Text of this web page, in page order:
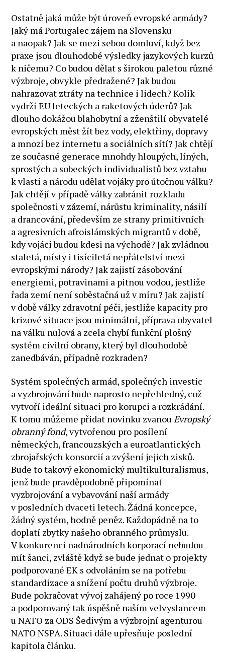
Ostatně jaká může být úroveň evropské armády?
Jaký má Portugalec zájem na Slovensku
a naopak? Jak se mezi sebou domluví, když bez
praxe jsou dlouhodobé výsledky jazykových kurzů
k ničemu? Co budou dělat s širokou paletou různé
výzbroje, obvykle předražené? Jak budou
nahrazovat ztráty na technice i lidech? Kolik
vydrží EU leteckých a raketových úderů? Jak
dlouho dokážou blahobytní a zženštilí obyvatelé
evropských měst žít bez vody, elektřiny, dopravy
a mnozí bez internetu a sociálních sítí? Jak chtějí
ze současné generace mnohdy hloupých, líných,
sprostých a sobeckých individualistů bez vztahu
k vlasti a národu udělat vojáky pro útočnou válku?
Jak chtějí v případě války zabránit rozkladu
společnosti v zázemí, nárůstu kriminality, násilí
a drancování, především ze strany primitivních
a agresivních afroislámských migrantů v době,
kdy vojáci budou kdesi na východě? Jak zvládnou
staletá, místy i tisíciletá nepřátelství mezi
evropskými národy? Jak zajistí zásobování
energiemi, potravinami a pitnou vodou, jestliže
řada zemí není soběstačná už v míru? Jak zajistí
v době války zdravotní péči, jestliže kapacity pro
krizové situace jsou minimální, příprava obyvatel
na válku nulová a zcela chybí funkční plošný
systém civilní obrany, který byl dlouhodobě
zanedbáván, případně rozkraden?
Systém společných armád, společných investic
a vyzbrojování bude naprosto nepřehledný, což
vytvoří ideální situaci pro korupci a rozkrádání.
K tomu můžeme přidat novinku zvanouEvropský
obranný fond, vytvořenou pro posílení
německých, francouzských a euroatlantických
zbrojařských konsorcií a zvýšení jejich zisků.
Bude to takový ekonomický multikulturalismus,
jenž bude pravděpodobně připomínat
vyzbrojování a vybavování naší armády
v posledních dvaceti letech. Žádná koncepce,
žádný systém, hodně peněz. Každopádně na to
doplatí zbytky našeho obranného průmyslu.
V konkurenci nadnárodních korporací nebudou
mít šanci, zvláště když se bude jednat o projekty
podporované EK s odvoláním se na potřebu
standardizace a snížení počtu druhů výzbroje.
Bude pokračovat vývoj zahájený po roce 1990
a podporovaný tak úspěšně naším velvyslancem
u NATO za ODS Šedivým a výzbrojní agenturou
NATO NSPA. Situaci dále upřesňuje poslední
kapitola článku.